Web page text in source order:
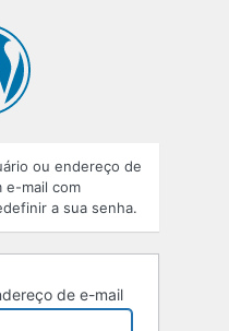
ou endereço de
e-mail com
a sua senha.
de e-mail